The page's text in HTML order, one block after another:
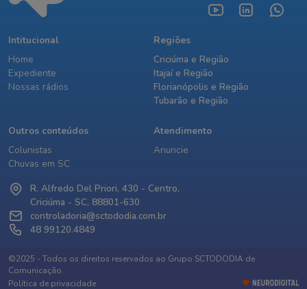
Intitucional
Home
Expediente
Nossas rádios
Regiões
Criciúma e Região
Itajaí e Região
Florianópolis e Região
Tubarão e Região
Outros conteúdos
Colunistas
Chuvas em SC
Atendimento
Anuncie
R. Alfredo Del Priori, 430 - Centro,
Criciúma - SC, 88801-630
controladoria@sctododia.com.br
48 99120.4849
©2025 - Todos os direitos reservados ao Grupo SCTODODIA de
Comunicação.
Política de privacidade